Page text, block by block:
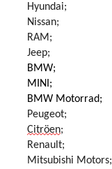
Hyundai;
Nissan;
RAM;
Jeep;
BMW;
MINI;
BMW Motorrad;
Peugeot;
Citröen;
Renault;
Mitsubishi Motors;